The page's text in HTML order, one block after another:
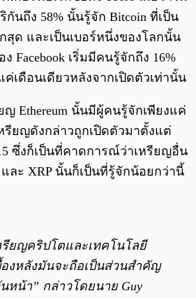
นถึง 58% นั้นรู้จัก Bitcoin ที่เป็น
สุด และเป็นเบอร์หนึ่งของโลกนั้น
Facebook เริ่มมีคนรู้จักถึง 16%
ค่เดือนเดียวหลังจากเปิดตัวเท่านั้น
Ethereum นั้นมีผู้คนรู้จักเพียงแค่
รียญดังกล่าวถูกเปิดตัวมาตั้งแต่
ซึ่งก็เป็นที่คาดการณ์ว่าเหรียญอื่น
และ XRP นั้นก็เป็นที่รู้จักน้อยกว่านี้
รียญคริปโตและเทคโนโลยี
องหลังมันจะถือเป็นส่วนสำคัญ
หน้า” กล่าวโดยนาย Guy